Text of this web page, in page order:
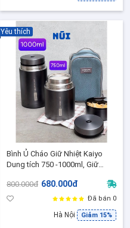
Bình Ủ Cháo Giữ Nhiệt Kaiyo
Dung tích 750 -1000ml, Giữ
Hãng]
800.000đ 680.000đ
Đã bán 0
Hà Nội Giảm 15%
Yêu thích